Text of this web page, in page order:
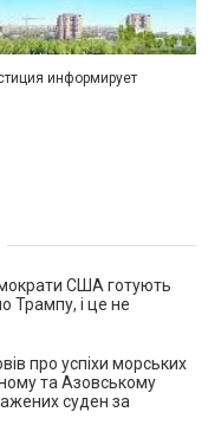
информирует
США готують
Трампу, і це не
про успіхи морських
та Азовському
суден за